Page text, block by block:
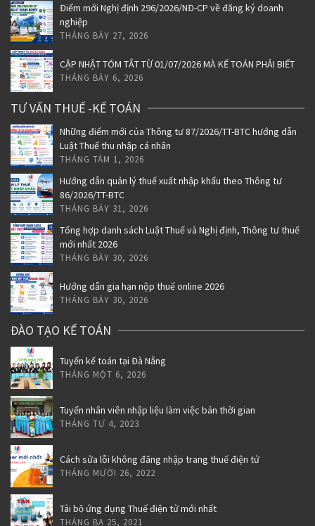
Điểm mới Nghị định 296/2026/NĐ-CP về đăng ký doanh
nghiệp
THÁNG BẢY 27, 2026
CẬP NHẬT TÓM TẮT TỪ 01/07/2026 MÀ KẾ TOÁN PHẢI BIẾT
THÁNG BẢY 6, 2026
TƯ VẤN THUẾ -KẾ TOÁN
Những điểm mới của Thông tư 87/2026/TT-BTC hướng dẫn
Luật Thuế thu nhập cá nhân
THÁNG TÁM 1, 2026
Hướng dẫn quản lý thuế xuất nhập khẩu theo Thông tư
86/2026/TT-BTC
THÁNG BẢY 31, 2026
Tổng hợp danh sách Luật Thuế và Nghị định, Thông tư thuế
mới nhất 2026
THÁNG BẢY 30, 2026
Hướng dẫn gia hạn nộp thuế online 2026
THÁNG BẢY 30, 2026
ĐÀO TẠO KẾ TOÁN
Tuyển kế toán tại Đà Nẵng
THÁNG MỘT 6, 2026
Tuyển nhân viên nhập liệu làm việc bán thời gian
THÁNG TƯ 4, 2023
Cách sửa lỗi không đăng nhập trang thuế điện tử
THÁNG MƯỜI 26, 2022
Tải bộ ứng dụng Thuế điện tử mới nhất
THÁNG BA 25, 2021